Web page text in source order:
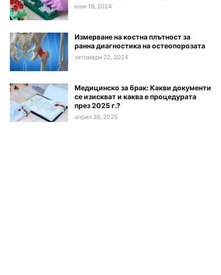
юни 19, 2024
Измерване на костна плътност за
ранна диагностика на остеопорозата
октомври 22, 2024
Медицинско за брак: Какви документи
се изискват и каква е процедурата
през 2025 г.?
април 26, 2025